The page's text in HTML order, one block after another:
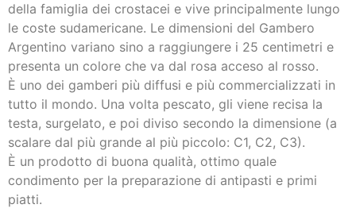
della famiglia dei crostacei e vive principalmente lungo
le coste sudamericane. Le dimensioni del Gambero
Argentino variano sino a raggiungere i 25 centimetri e
presenta un colore che va dal rosa acceso al rosso.
È uno dei gamberi più diffusi e più commercializzati in
tutto il mondo. Una volta pescato, gli viene recisa la
testa, surgelato, e poi diviso secondo la dimensione (a
scalare dal più grande al più piccolo: C1, C2, C3).
È un prodotto di buona qualità, ottimo quale
condimento per la preparazione di antipasti e primi
piatti.